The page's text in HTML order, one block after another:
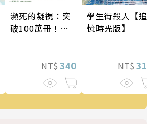
瀕死的凝視：突
破100萬冊！這
的情慾與驚悚！
NT$ 340
學生街殺人【追
憶時光版】
NT$